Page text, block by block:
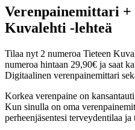
Verenpainemittari +
Kuvalehti -lehteä
Tilaa nyt 2 numeroa Tieteen
numeroa hintaan 29,90€ ja saat
Digitaalinen verenpainemittari
Korkea verenpaine on
Kun sinulla on oma
perheenjäsentesi terveydentilaa ja